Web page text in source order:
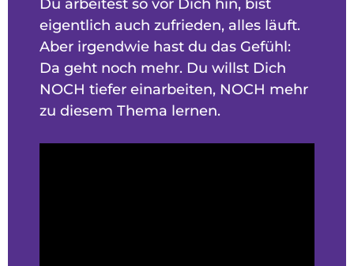
Du arbeitest so vor Dich hin, bist
eigentlich auch zufrieden, alles läuft.
Aber irgendwie hast du das Gefühl:
Da geht noch mehr. Du willst Dich
NOCH tiefer einarbeiten, NOCH mehr
zu diesem Thema lernen.